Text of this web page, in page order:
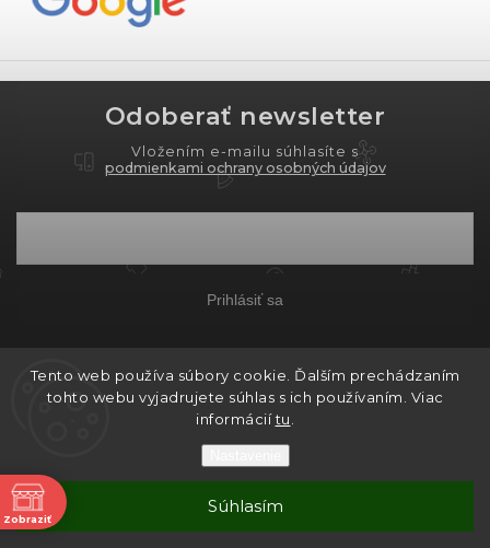
Tento web používa súbory cookie. Ďalším prechádzaním
tohto webu vyjadrujete súhlas s ich používaním. Viac
informáciítu
Súhlasím
Odoberať newsletter
Vložením e-mailu súhlasíte s
podmienkami ochrany osobných údajov
Prihlásiť sa
Vytvoril Shoptet
Copyright 2026PROXIMA.store. Všetky práva
vyhradené.
Grafický návrh vytvořil a nakódoval
Zobraziť